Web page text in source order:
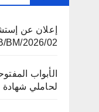
إعلان عن
02/UOEB/BM/2026
الأبواب
لحاملي شهادة